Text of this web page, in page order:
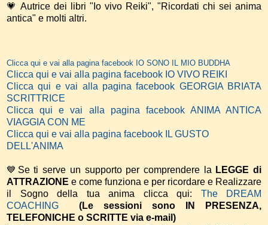
💗 Autrice dei libri "Io vivo Reiki", "Ricordati chi sei anima
antica" e molti altri.
Clicca qui e vai alla pagina facebook IO SONO IL MIO BUDDHA
Clicca qui e vai alla pagina facebook IO VIVO REIKI
Clicca qui e vai alla pagina facebook GEORGIA BRIATA
SCRITTRICE
Clicca qui e vai alla pagina facebook ANIMA ANTICA
VIAGGIA CON ME
Clicca qui e vai alla pagina facebook IL GUSTO
DELL'ANIMA
💙Se ti serve un supporto per comprendere la LEGGE di
ATTRAZIONE e come funziona e per ricordare e Realizzare
il Sogno della tua anima clicca qui: The DREAM
COACHING
(Le sessioni sono IN PRESENZA,
TELEFONICHE o SCRITTE via e-mail)